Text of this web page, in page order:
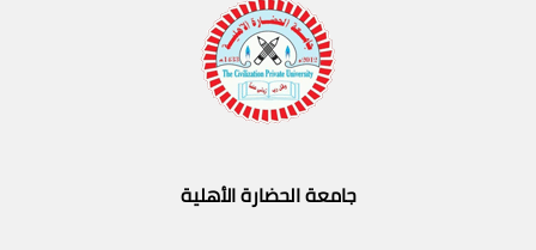
جامعة الحضارة الأهلية